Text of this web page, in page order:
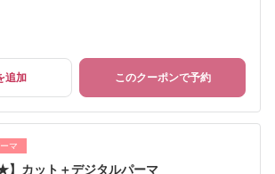
追加 このクーポンで予約
マ
★】カット＋デジタルパーマ